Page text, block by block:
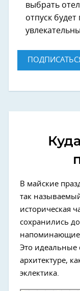
выбрать
отпуск
В майские
так
историческая
сохранились
напоминающие
Это идеальные
архитектуре,
эклектика.